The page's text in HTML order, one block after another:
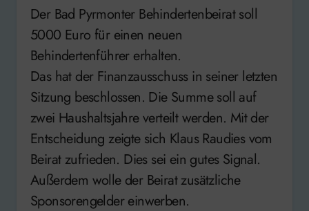
Der Bad Pyrmonter Behindertenbeirat soll
5000 Euro für einen neuen
Behindertenführer erhalten.
Das hat der Finanzausschuss in seiner letzten
Sitzung beschlossen. Die Summe soll auf
zwei Haushaltsjahre verteilt werden. Mit der
Entscheidung zeigte sich Klaus Raudies vom
Beirat zufrieden. Dies sei ein gutes Signal.
Außerdem wolle der Beirat zusätzliche
Sponsorengelder einwerben.